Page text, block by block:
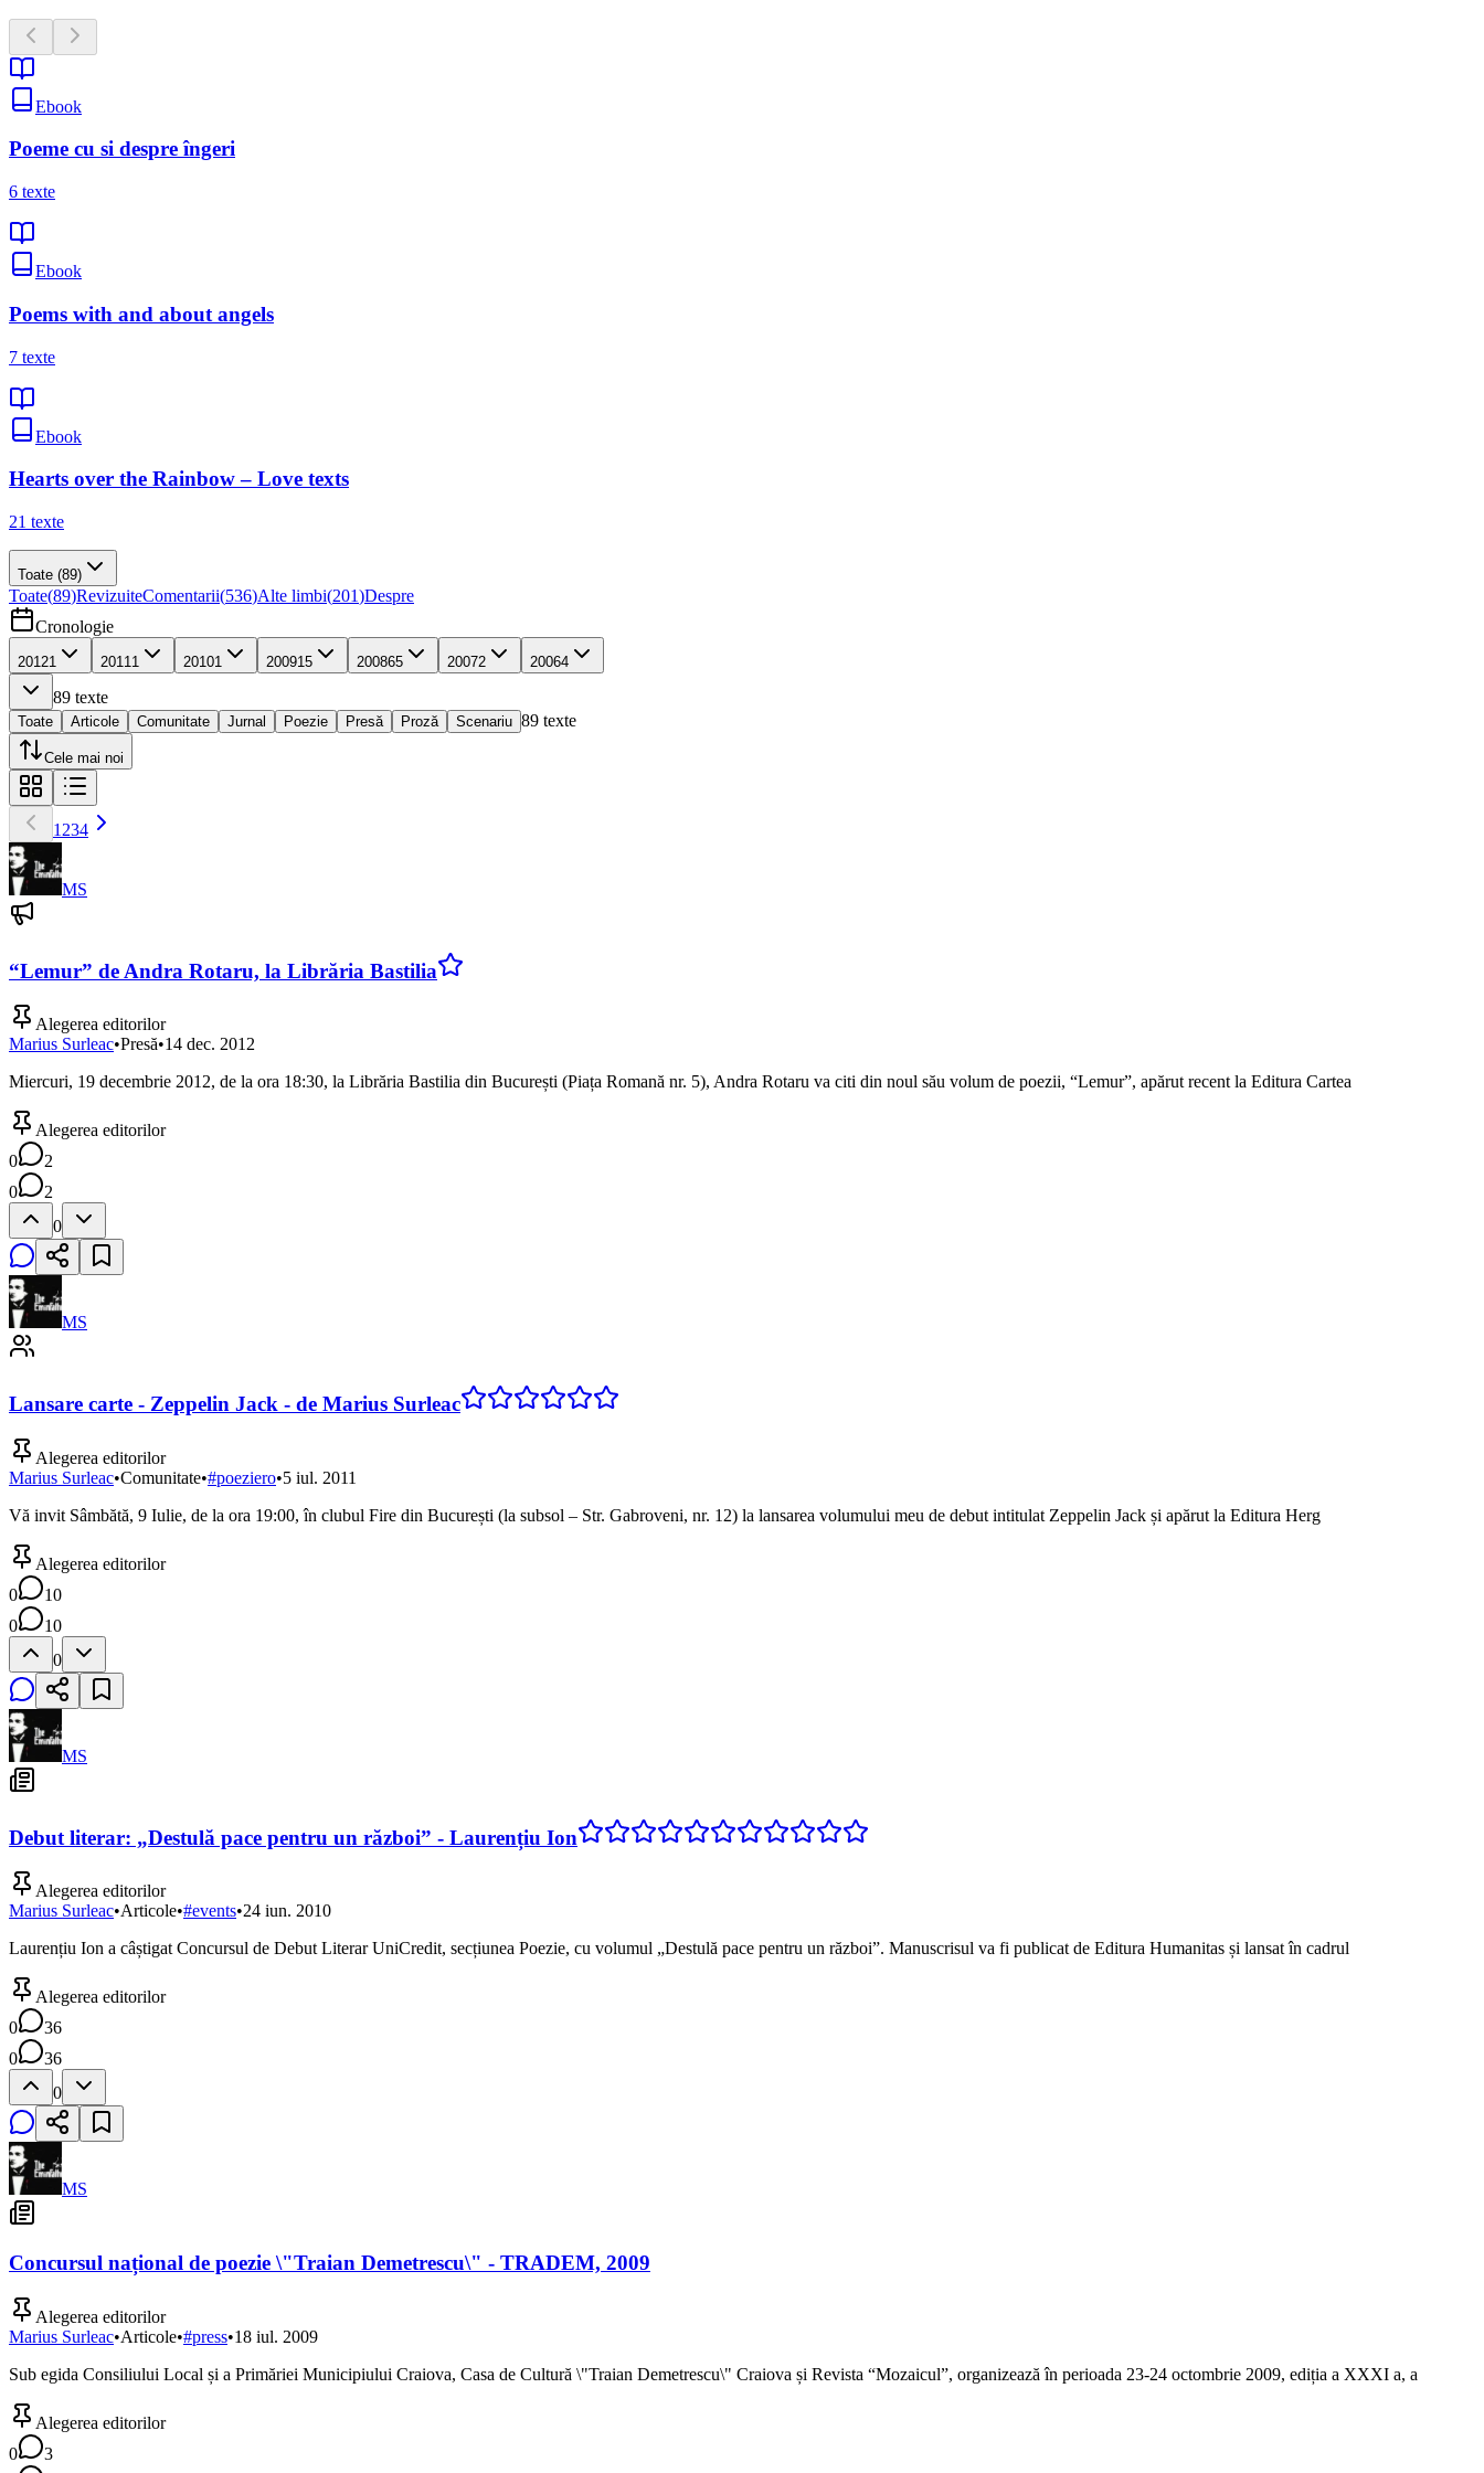
Ebook
Poeme cu si despre îngeri
6 texte
Ebook
Poems with and about angels
7 texte
Ebook
Hearts over the Rainbow – Love texts
21 texte
Toate (89)
Toate(89)RevizuiteComentarii(536)Alte limbi(201)Despre
Cronologie
20121 20111 20101 200915 200865 20072 20064
89 texte
Toate Articole Comunitate Jurnal Poezie Presă Proză Scenariu 89 texte
Cele mai noi
1 234
MS
“Lemur” de Andra Rotaru, la Librăria Bastilia
Alegerea editorilor
Marius Surleac•Presă•14 dec. 2012
Miercuri, 19 decembrie 2012, de la ora 18:30, la Librăria Bastilia din București (Piața Romană nr. 5), Andra Rotaru va citi din noul său volum de poezii, “Lemur”, apărut recent la Editura Cartea
Alegerea editorilor
0
2
0
2
0
MS
Lansare carte - Zeppelin Jack - de Marius Surleac
Alegerea editorilor
Marius Surleac•Comunitate•#poeziero•5 iul. 2011
Vă invit Sâmbătă, 9 Iulie, de la ora 19:00, în clubul Fire din București (la subsol – Str. Gabroveni, nr. 12) la lansarea volumului meu de debut intitulat Zeppelin Jack și apărut la Editura Herg
Alegerea editorilor
0
10
0
10
0
MS
Debut literar: „Destulă pace pentru un război” - Laurențiu Ion
Alegerea editorilor
Marius Surleac•Articole•#events•24 iun. 2010
Laurențiu Ion a câștigat Concursul de Debut Literar UniCredit, secțiunea Poezie, cu volumul „Destulă pace pentru un război”. Manuscrisul va fi publicat de Editura Humanitas și lansat în cadrul
Alegerea editorilor
0
36
0
36
0
MS
Concursul național de poezie \"Traian Demetrescu\" - TRADEM, 2009
Alegerea editorilor
Marius Surleac•Articole•#press•18 iul. 2009
Sub egida Consiliului Local și a Primăriei Municipiului Craiova, Casa de Cultură \"Traian Demetrescu\" Craiova și Revista “Mozaicul”, organizează în perioada 23-24 octombrie 2009, ediția a XXXI a, a
Alegerea editorilor
0
3